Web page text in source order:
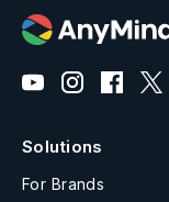
Solutions
For Brands